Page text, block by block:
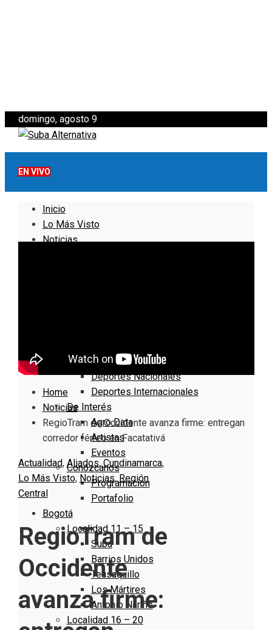
domingo, agosto 9
EN VIVO
Inicio
Lo Más Visto
Noticias
Deportes Locales
Deportes Nacionales
Deportes Internacionales
De Interés
Agro Data
Artistas
Eventos
Conózcanos
Programacion
Portafolio
Bogotá
Localidad 11 – 15
Suba
Barrios Unidos
Teusaquillo
Los Mártires
Antonio Nariño
Localidad 16 – 20
Home
Noticias
RegioTram de Occidente avanza firme: entregan
corredor férreo en Facatativá
Actualidad, Aliados, Cundinamarca,
Lo Más Visto, Noticias, Región
Central
RegioTram de
Occidente
avanza firme: